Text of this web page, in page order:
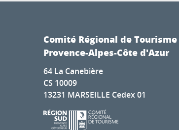
Comité Régional de Tourisme
Provence-Alpes-Côte d'Azur
64 La Canebière
CS 10009
13231 MARSEILLE Cedex 01